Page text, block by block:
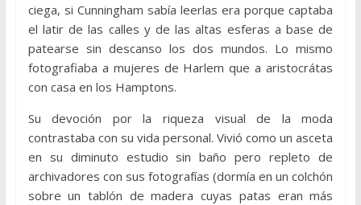
ciega, si Cunningham sabía leerlas era porque captaba
el latir de las calles y de las altas esferas a base de
patearse sin descanso los dos mundos. Lo mismo
fotografiaba a mujeres de Harlem que a aristocrátas
con casa en los Hamptons.
Su devoción por la riqueza visual de la moda
contrastaba con su vida personal. Vivió como un asceta
en su diminuto estudio sin baño pero repleto de
archivadores con sus fotografías (dormía en un colchón
sobre un tablón de madera cuyas patas eran más